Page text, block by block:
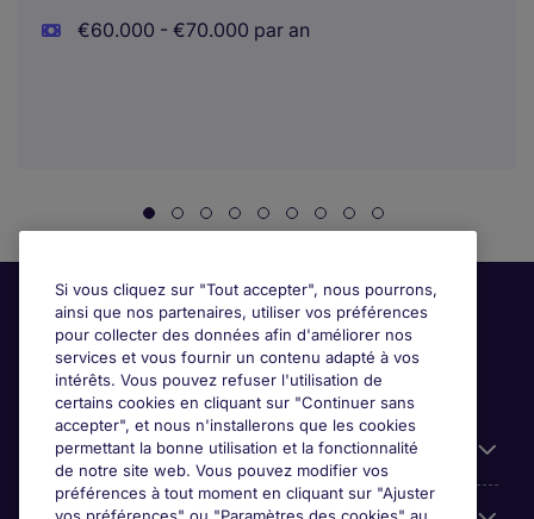
€60.000 - €70.000 par an
Candidats
Si vous cliquez sur "Tout accepter", nous pourrons,
ainsi que nos partenaires, utiliser vos préférences
pour collecter des données afin d'améliorer nos
services et vous fournir un contenu adapté à vos
intérêts. Vous pouvez refuser l'utilisation de
certains cookies en cliquant sur "Continuer sans
accepter", et nous n'installerons que les cookies
permettant la bonne utilisation et la fonctionnalité
de notre site web. Vous pouvez modifier vos
préférences à tout moment en cliquant sur "Ajuster